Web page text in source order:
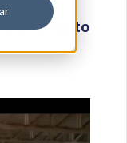
projeto